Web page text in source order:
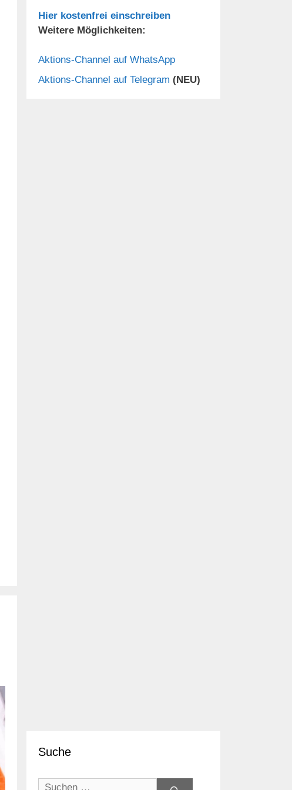
Hier kostenfrei einschreiben
Weitere Möglichkeiten:
Aktions-Channel auf WhatsApp
Aktions-Channel auf Telegram (NEU)
Suche
Suchen